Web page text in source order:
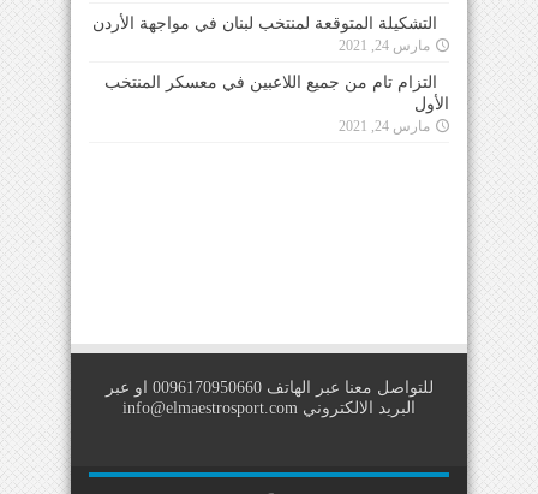
التشكيلة المتوقعة لمنتخب لبنان في مواجهة الأردن
مارس 24, 2021
التزام تام من جميع اللاعبين في معسكر المنتخب
الأول
مارس 24, 2021
للتواصل معنا عبر الهاتف 0096170950660 او عبر
البريد الالكتروني info@elmaestrosport.com